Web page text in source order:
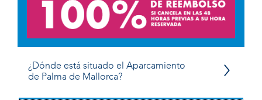
¿Dónde está situado el Aparcamiento
de Palma de Mallorca?